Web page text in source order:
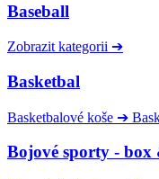
Baseball
Zobrazit kategorii ➔
Basketbal
Basketbalové koše ➔
Bojové sporty -